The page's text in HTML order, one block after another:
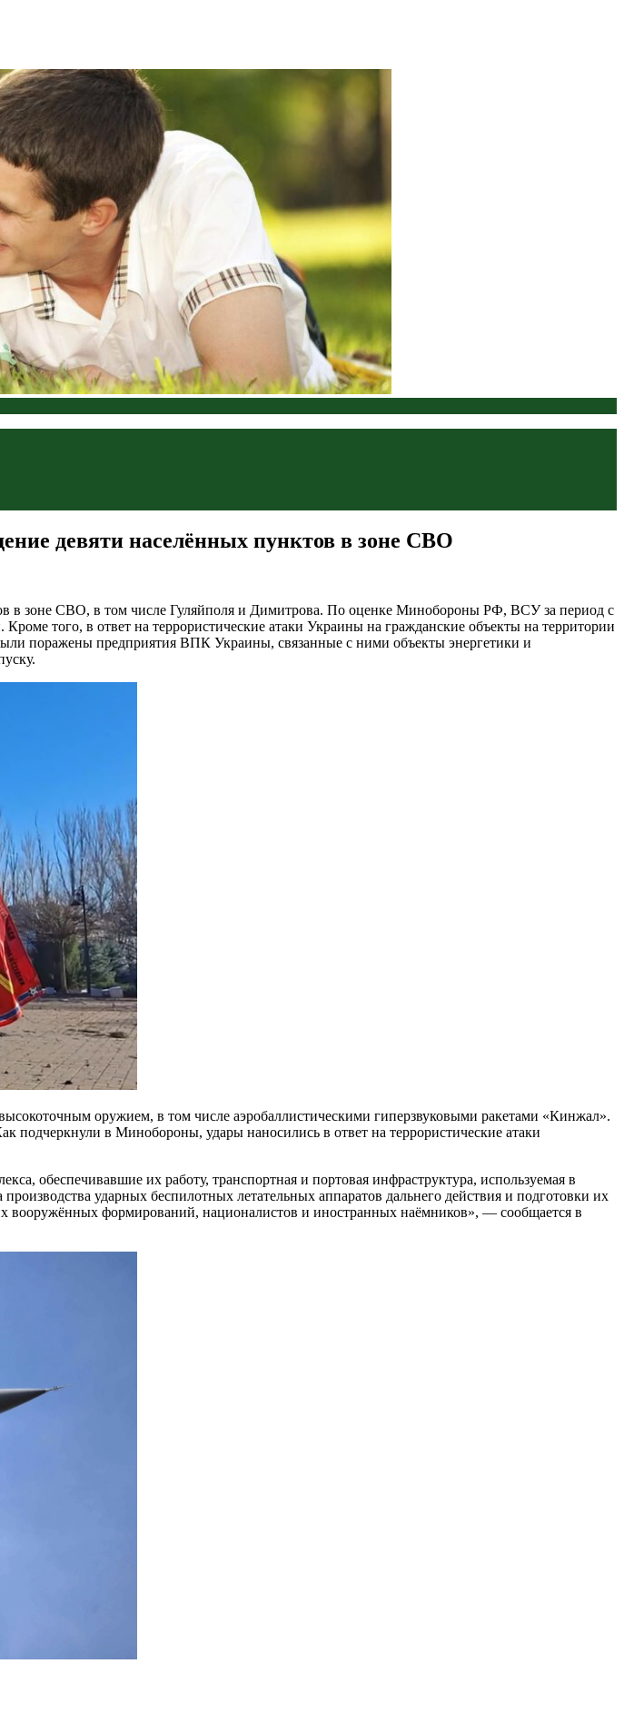
девяти населённых пунктов в зоне СВО
в зоне СВО, в том числе Гуляйполя и Димитрова. По оценке Минобороны РФ, ВСУ за период с
того, в ответ на террористические атаки Украины на гражданские объекты на территории
поражены предприятия ВПК Украины, связанные с ними объекты энергетики и
оружием, в том числе аэробаллистическими гиперзвуковыми ракетами «Кинжал».
в Минобороны, удары наносились в ответ на террористические атаки
обеспечивавшие их работу, транспортная и портовая инфраструктура, используемая в
ударных беспилотных летательных аппаратов дальнего действия и подготовки их
вооружённых формирований, националистов и иностранных наёмников», — сообщается в